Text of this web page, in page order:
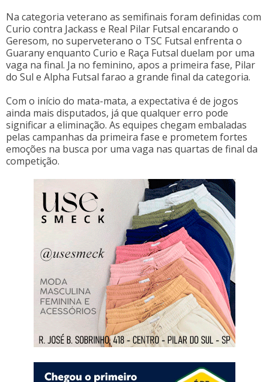
Na categoria veterano as semifinais foram definidas com
Curio contra Jackass e Real Pilar Futsal encarando o
Geresom, no superveterano o TSC Futsal enfrenta o
Guarany enquanto Curio e Raça Futsal duelam por uma
vaga na final. Ja no feminino, apos a primeira fase, Pilar
do Sul e Alpha Futsal farao a grande final da categoria.
Com o início do mata-mata, a expectativa é de jogos
ainda mais disputados, já que qualquer erro pode
significar a eliminação. As equipes chegam embaladas
pelas campanhas da primeira fase e prometem fortes
emoções na busca por uma vaga nas quartas de final da
competição.